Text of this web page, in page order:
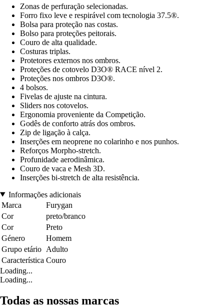
Zonas de perfuração selecionadas.
Forro fixo leve e respirável com tecnologia 37.5®.
Bolsa para proteção nas costas.
Bolso para proteções peitorais.
Couro de alta qualidade.
Costuras triplas.
Protetores externos nos ombros.
Proteções de cotovelo D3O® RACE nível 2.
Proteções nos ombros D3O®.
4 bolsos.
Fivelas de ajuste na cintura.
Sliders nos cotovelos.
Ergonomia proveniente da Competição.
Godês de conforto atrás dos ombros.
Zip de ligação à calça.
Inserções em neoprene no colarinho e nos punhos.
Reforços Morpho-stretch.
Profunidade aerodinâmica.
Couro de vaca e Mesh 3D.
Inserções bi-stretch de alta resistência.
Informações adicionais
Marca
Furygan
Cor
preto/branco
Cor
Preto
Género
Homem
Grupo etário Adulto
Característica Couro
Loading...
Loading...
Todas as nossas marcas